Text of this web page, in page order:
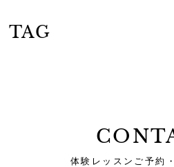
TAG
体験レッスンご予約